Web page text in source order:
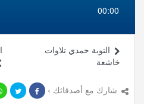
00:00
التوبة حمدي تلاوات
خاشعة
شارك مع أصدقائك ›